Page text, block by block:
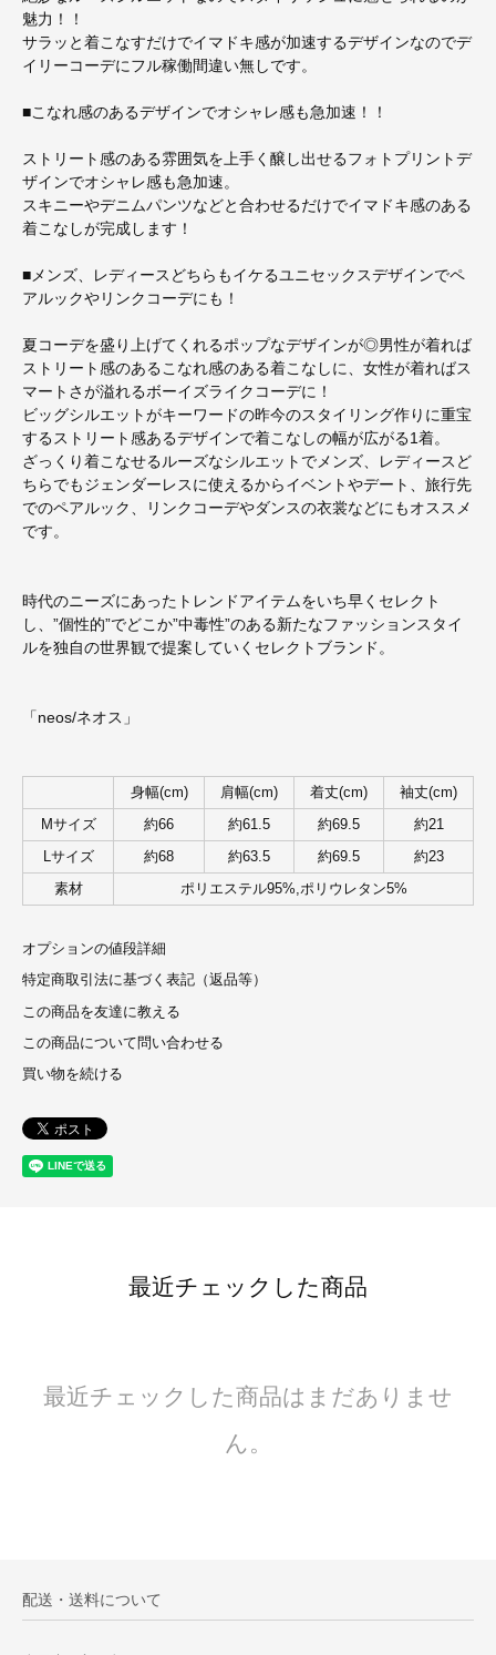
魅力！！
サラッと着こなすだけでイマドキ感が加速するデザインなのでデ
イリーコーデにフル稼働間違い無しです。
■こなれ感のあるデザインでオシャレ感も急加速！！
ストリート感のある雰囲気を上手く醸し出せるフォトプリントデ
ザインでオシャレ感も急加速。
スキニーやデニムパンツなどと合わせるだけでイマドキ感のある
着こなしが完成します！
■メンズ、レディースどちらもイケるユニセックスデザインでペ
アルックやリンクコーデにも！
夏コーデを盛り上げてくれるポップなデザインが◎男性が着れば
ストリート感のあるこなれ感のある着こなしに、女性が着ればス
マートさが溢れるボーイズライクコーデに！
ビッグシルエットがキーワードの昨今のスタイリング作りに重宝
するストリート感あるデザインで着こなしの幅が広がる1着。
ざっくり着こなせるルーズなシルエットでメンズ、レディースど
ちらでもジェンダーレスに使えるからイベントやデート、旅行先
でのペアルック、リンクコーデやダンスの衣裳などにもオススメ
です。
時代のニーズにあったトレンドアイテムをいち早くセレクト
し、”個性的”でどこか”中毒性”のある新たなファッションスタイ
ルを独自の世界観で提案していくセレクトブランド。
「neos/ネオス」
身幅(cm) 肩幅(cm) 着丈(cm) 袖丈(cm)
Mサイズ 約66 約61.5 約69.5 約21
Lサイズ 約68 約63.5 約69.5 約23
素材 ポリエステル95%,ポリウレタン5%
オプションの値段詳細
特定商取引法に基づく表記（返品等）
この商品を友達に教える
この商品について問い合わせる
買い物を続ける
最近チェックした商品
最近チェックした商品はまだありませ
ん。
配送・送料について